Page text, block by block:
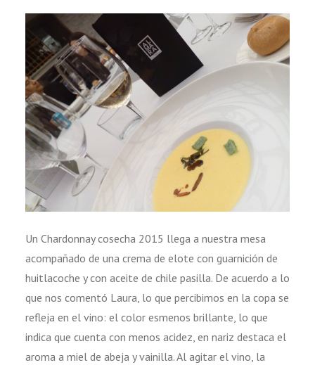
Un Chardonnay cosecha 2015 llega a nuestra mesa
acompañado de una crema de elote con guarnición de
huitlacoche y con aceite de chile pasilla. De acuerdo a lo
que nos comentó Laura, lo que percibimos en la copa se
refleja en el vino: el color esmenos brillante, lo que
indica que cuenta con menos acidez, en nariz destaca el
aroma a miel de abeja y vainilla. Al agitar el vino, la